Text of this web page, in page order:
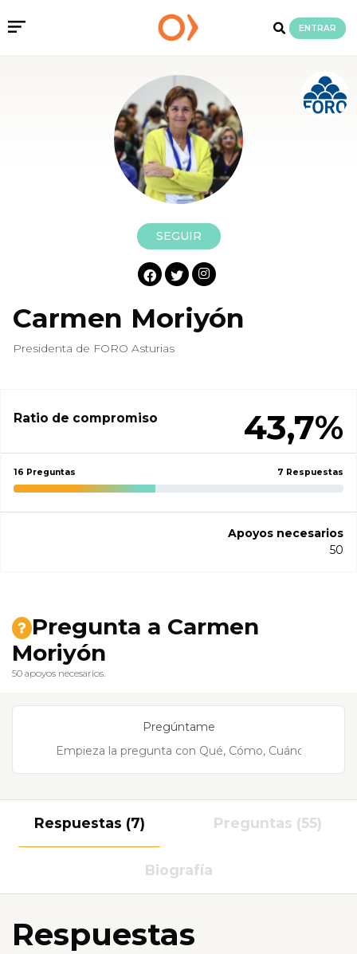
ENTRAR
SEGUIR
Carmen Moriyón
Presidenta de FORO Asturias
Ratio de compromiso 43,7%
16 Preguntas 7 Respuestas
Apoyos necesarios
50
Pregunta a Carmen
Moriyón
50 apoyos necesarios.
Pregúntame
Respuestas (7) Preguntas (55)
Biografía
Respuestas